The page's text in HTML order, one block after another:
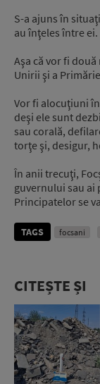
S-a ajuns în
au înţeles între ei.
Aşa că vor fi
Unirii şi a
Vor fi alocuţiuni
deşi ele sunt
sau corală,
torţe şi, desigur,
În anii trecuţi,
guvernului sau ai
Principatelor se
TAGS focsani
CITEȘTE ȘI